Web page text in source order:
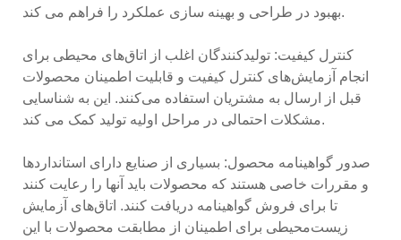
بهبود در طراحی و بهینه سازی عملکرد را فراهم می کند.
کنترل کیفیت: تولیدکنندگان اغلب از اتاق‌های محیطی برای
انجام آزمایش‌های کنترل کیفیت و قابلیت اطمینان محصولات
قبل از ارسال به مشتریان استفاده می‌کنند. این به شناسایی
مشکلات احتمالی در مراحل اولیه تولید کمک می کند.
صدور گواهینامه محصول: بسیاری از صنایع دارای استانداردها
و مقررات خاصی هستند که محصولات باید آنها را رعایت کنند
تا برای فروش گواهینامه دریافت کنند. اتاق‌های آزمایش
زیست‌محیطی برای اطمینان از مطابقت محصولات با این